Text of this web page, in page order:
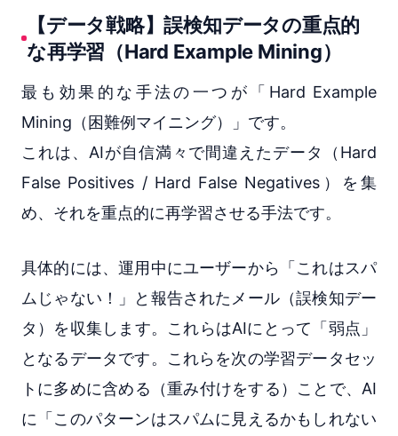
【データ戦略】誤検知データの重点的
な再学習（Hard Example Mining）
最も効果的な手法の一つが「Hard Example
Mining（困難例マイニング）」です。
これは、AIが自信満々で間違えたデータ（Hard
False Positives / Hard False Negatives）を集
め、それを重点的に再学習させる手法です。
具体的には、運用中にユーザーから「これはスパ
ムじゃない！」と報告されたメール（誤検知デー
タ）を収集します。これらはAIにとって「弱点」
となるデータです。これらを次の学習データセッ
トに多めに含める（重み付けをする）ことで、AI
に「このパターンはスパムに見えるかもしれない